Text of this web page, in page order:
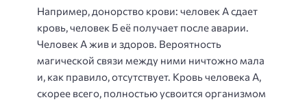
Например, донорство крови: человек А сдает
кровь, человек Б её получает после аварии.
Человек А жив и здоров. Вероятность
магической связи между ними ничтожно мала
и, как правило, отсутствует. Кровь человека А,
скорее всего, полностью усвоится организмом